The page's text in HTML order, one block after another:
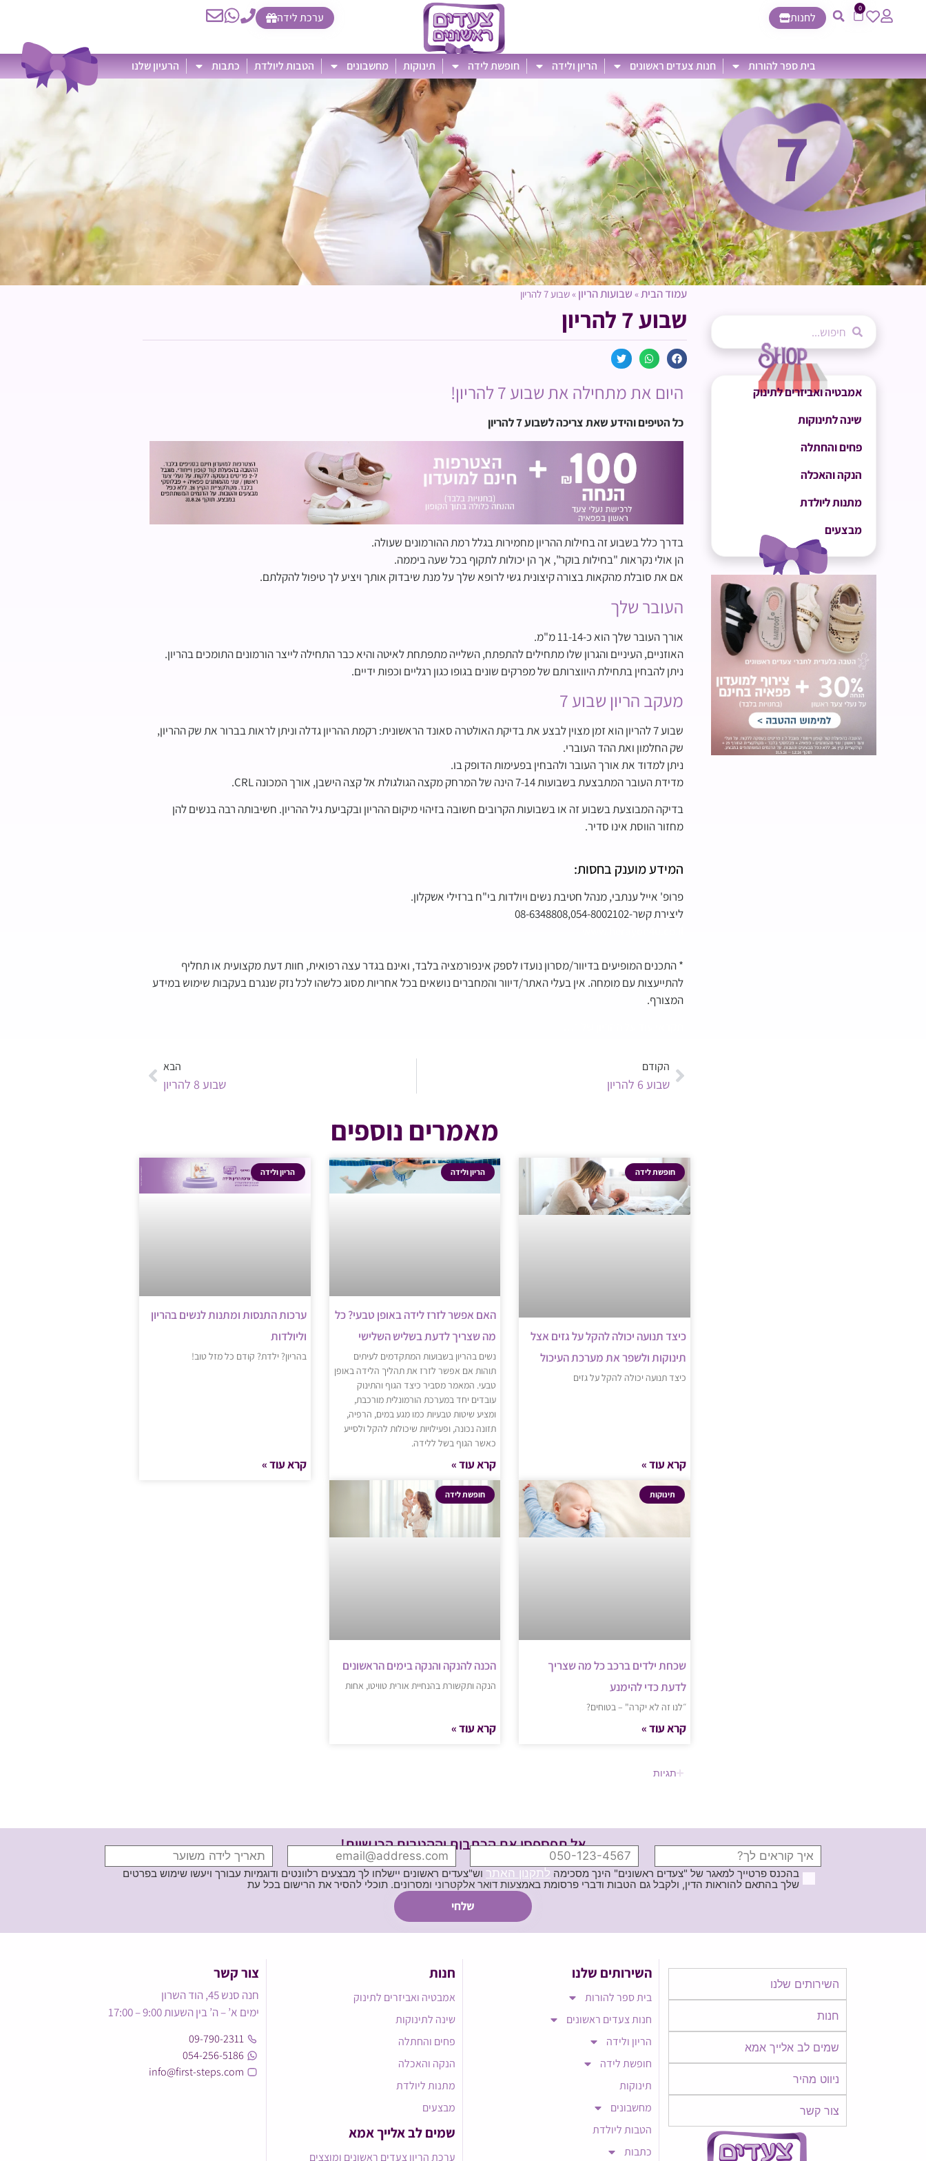
0
לחנות ערכת לידה
בית ספר להורות חנות צעדים ראשונים הריון ולידה חופשת לידה תינוקות מחשבונים הטבות ליולדת כתבות הרעיון שלנו
7
אמבטיה ואביזרים לתינוק
שינה לתינוקות
פחים והחתלה
הנקה והאכלה
מתנות ליולדת
מבצעים
עמוד הבית» שבועות הריון »שבוע 7 להריון
שבוע 7 להריון
היום את מתחילה את שבוע 7 להריון!
כל הטיפים והידע שאת צריכה לשבוע 7 להריון
בדרך כלל בשבוע זה בחילות ההריון מחמירות בגלל רמת ההורמונים שעולה.
הן אולי נקראות "בחילות בוקר", אך הן יכולות לתקוף בכל שעה ביממה.
אם את סובלת מהקאות בצורה קיצונית גשי לרופא שלך על מנת שיבדוק אותך ויציע לך טיפול להקלתם.
העובר שלך
אורך העובר שלך הוא כ-11-14 מ"מ.
האוזניים, העיניים והגרון שלו מתחילים להתפתח, השלייה מתפתחת לאיטה והיא כבר התחילה לייצר הורמונים התומכים בהריון.
ניתן להבחין בתחילת היווצרותם של מפרקים שונים בגופו כגון רגליים וכפות ידיים.
מעקב הריון שבוע 7
שבוע 7 להריון הוא זמן מצוין לבצע את בדיקת האולטרה סאונד הראשונית: רקמת ההריון גדלה וניתן לראות בברור את שק ההריון,
שק החלמון ואת ההד העוברי.
ניתן למדוד את אורך העובר ולהבחין בפעימות הדופק בו.
מדידת העובר המתבצעת בשבועות 7-14 הינה של המרחק מקצה הגולגולת אל קצה הישבן, אורך המכונה CRL.
בדיקה המבוצעת בשבוע זה או בשבועות הקרובים חשובה בזיהוי מיקום ההריון ובקביעת גיל ההריון. חשיבותה רבה בנשים להן
מחזור הווסת אינו סדיר.
המידע מוענק בחסות:
פרופ' אייל ענתבי, מנהל חטיבת נשים ויולדות בי"ח ברזילי אשקלון.
ליצירת קשר-08-6348808,054-8002102
* התכנים המופיעים בדיוור/מסרון נועדו לספק אינפורמציה בלבד, ואינם בגדר עצה רפואית, חוות דעת מקצועית או תחליף
להתייעצות עם מומחה. אין בעלי האתר/דיוור והמחברים נושאים בכל אחריות מסוג כלשהו לכל נזק שנגרם בעקבות שימוש במידע
המצורף.
הקודם
שבוע 6 להריון
הבא
שבוע 8 להריון
מאמרים נוספים
חופשת לידה
כיצד תנועה יכולה להקל על גזים אצל
תינוקות ולשפר את מערכת העיכול
כיצד תנועה יכולה להקל על גזים
קרא עוד »
הריון ולידה
האם אפשר לזרז לידה באופן טבעי? כל
מה שצריך לדעת בשליש השלישי
נשים בהריון בשבועות המתקדמים לעיתים
תוהות אם אפשר לזרז את תהליך הלידה באופן
טבעי. המאמר מסביר כיצד הגוף והתינוק
עובדים יחד במערכת הורמונלית מורכבת,
ומציע שיטות טבעיות כמו מגע במים, הרפיה,
תזונה נכונה, ופעילויות שיכולות להקל ולסייע
כאשר הגוף בשל ללידה.
קרא עוד »
הריון ולידה
ערכות התנסות ומתנות לנשים בהריון
וליולדות
בהריון? ילדת? קודם כל מזל טוב!
קרא עוד »
תינוקות
שכחת ילדים ברכב כל מה שצריך
לדעת כדי להימנע
״לנו זה לא יקרה" – בטוחים?
קרא עוד »
חופשת לידה
הכנה להנקה והנקה בימים הראשונים
הנקה ותקשורת בהנחיית אורית טוויטו, אחות
קרא עוד »
תגיות
אל תפספסי את הכתבות וההטבות הכי שוות!
בהכנס פרטייך למאגר של "צעדים ראשונים" הינך מסכימה לתקנון האתר וש"צעדים ראשונים יישלחו לך מבצעים רלוונטים ודוגמיות עבורך ויעשו שימוש בפרטים
שלך בהתאם להוראות הדין, ולקבל גם הטבות ודברי פרסומת באמצעות דואר אלקטרוני ומסרונים. תוכלי להסיר את הרישום בכל עת
השירותים שלנו
חנות
שמים לב אלייך אמא​​
ניווט מהיר
צור קשר
השירותים שלנו
בית ספר להורות
חנות צעדים ראשונים
הריון ולידה
חופשת לידה
תינוקות
מחשבונים
הטבות ליולדת
כתבות
חנות
אמבטיה ואביזרים לתינוק
שינה לתינוקות
פחים והחתלה
הנקה והאכלה
מתנות ליולדת
מבצעים
שמים לב אלייך אמא​
ערכת הריון צעדים ראשונים ומוצצים
צור קשר
חנה סנש 45, הוד השרון
ימים א’ – ה’ בין השעות 9:00 – 17:00
09-790-2311
054-256-5186
info@first-steps.com